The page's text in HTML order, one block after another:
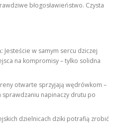
błogosławieństwo. Czysta
Jesteście w samym sercu dziczej
na kompromisy – tylko solidna
otwarte sprzyjają wędrówkom –
napinaczy drutu po
dzielnicach dziki potrafią zrobić